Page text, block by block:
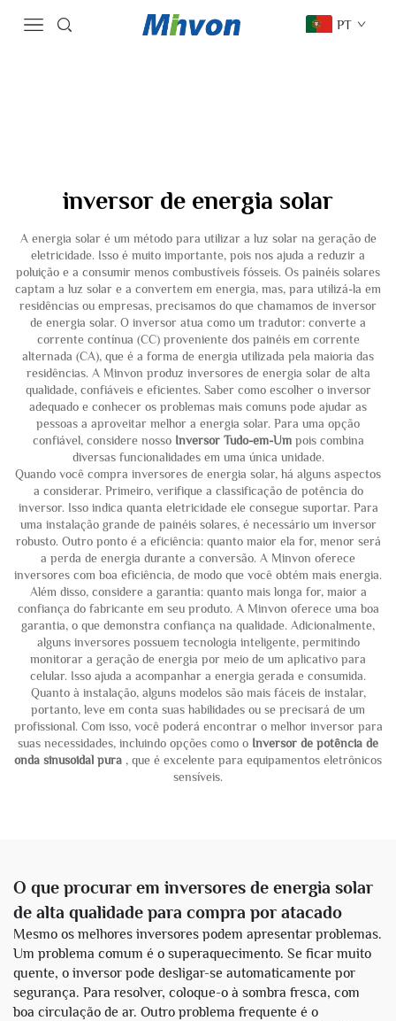
PT
inversor de energia solar
A energia solar é um método para utilizar a luz solar na geração de
eletricidade. Isso é muito importante, pois nos ajuda a reduzir a
poluição e a consumir menos combustíveis fósseis. Os painéis solares
captam a luz solar e a convertem em energia, mas, para utilizá-la em
residências ou empresas, precisamos do que chamamos de inversor
de energia solar. O inversor atua como um tradutor: converte a
corrente contínua (CC) proveniente dos painéis em corrente
alternada (CA), que é a forma de energia utilizada pela maioria das
residências. A Minvon produz inversores de energia solar de alta
qualidade, confiáveis e eficientes. Saber como escolher o inversor
adequado e conhecer os problemas mais comuns pode ajudar as
pessoas a aproveitar melhor a energia solar. Para uma opção
confiável, considere nosso Inversor Tudo-em-Um pois combina
diversas funcionalidades em uma única unidade.
Quando você compra inversores de energia solar, há alguns aspectos
a considerar. Primeiro, verifique a classificação de potência do
inversor. Isso indica quanta eletricidade ele consegue suportar. Para
uma instalação grande de painéis solares, é necessário um inversor
robusto. Outro ponto é a eficiência: quanto maior ela for, menor será
a perda de energia durante a conversão. A Minvon oferece
inversores com boa eficiência, de modo que você obtém mais energia.
Além disso, considere a garantia: quanto mais longa for, maior a
confiança do fabricante em seu produto. A Minvon oferece uma boa
garantia, o que demonstra confiança na qualidade. Adicionalmente,
alguns inversores possuem tecnologia inteligente, permitindo
monitorar a geração de energia por meio de um aplicativo para
celular. Isso ajuda a acompanhar a energia gerada e consumida.
Quanto à instalação, alguns modelos são mais fáceis de instalar,
portanto, leve em conta suas habilidades ou se precisará de um
profissional. Com isso, você poderá encontrar o melhor inversor para
suas necessidades, incluindo opções como o Inversor de potência de
onda sinusoidal pura , que é excelente para equipamentos eletrônicos
sensíveis.
O que procurar em inversores de energia solar
de alta qualidade para compra por atacado
Mesmo os melhores inversores podem apresentar problemas.
Um problema comum é o superaquecimento. Se ficar muito
quente, o inversor pode desligar-se automaticamente por
segurança. Para resolver, coloque-o à sombra fresca, com
boa circulação de ar. Outro problema frequente é o